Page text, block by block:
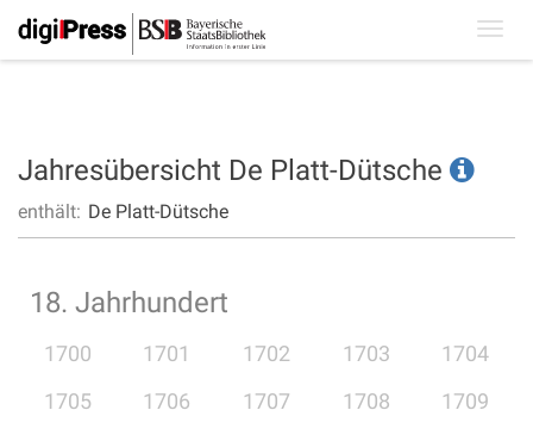
Jahresübersicht De Platt-Dütsche
enthält: De Platt-Dütsche
18. Jahrhundert
1700 1701 1702 1703
1704
1705
1706 1707 1708
1709